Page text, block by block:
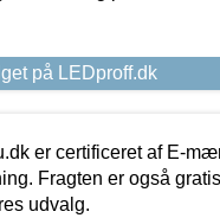
på LEDproff.dk
er certificeret af E-
Fragten er også
udvalg.